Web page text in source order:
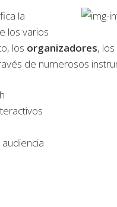
la
los varios
los organizadores, los
de numerosos